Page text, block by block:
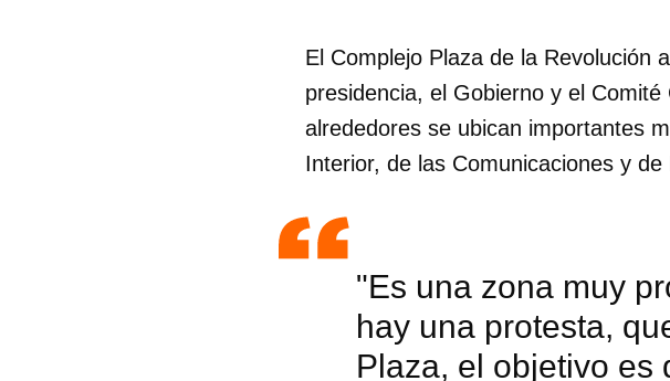
cuenta de 14ymedio.
El Complejo Plaza de la Revolución
presidencia, el Gobierno y el
alrededores se ubican importantes
Interior, de las Comunicaciones y
"Es una zona muy
hay una protesta,
Plaza, el objetivo es